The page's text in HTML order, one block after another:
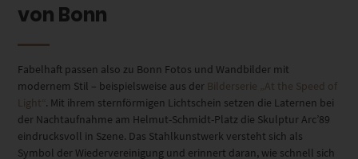
von Bonn
Fabelhaft passen also zu Bonn Fotos und Wandbilder mit
modernem Stil – beispielsweise aus der Bilderserie „At the Speed of
Light“ . Mit ihrem sternförmigen Lichtschein setzen die Laternen bei
der Nachtaufnahme am Helmut-Schmidt-Platz die Skulptur Arc’89
eindrucksvoll in Szene. Das Stahlkunstwerk versteht sich als
Symbol der Wiedervereinigung und erinnert daran, wie schnell sich